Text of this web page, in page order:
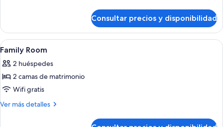
Plus
Room
Consultar precios y disponibilidad
Abrir
todas
las
fotos
de
Family
Escritorio, sistema de
4
Family Room
2 huéspedes
2 camas de matrimonio
Wifi gratis
Ver más detalles
Más